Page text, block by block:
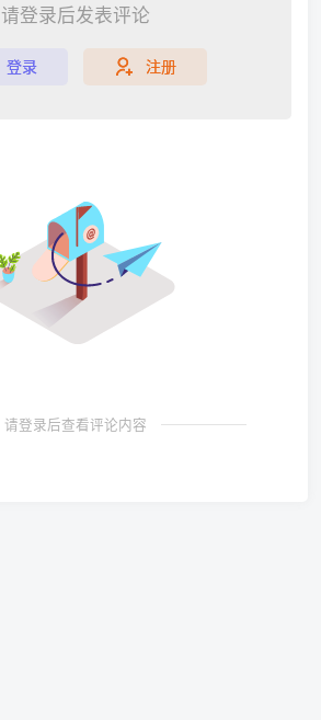
请登录后发表评论
登录 注册
请登录后查看评论内容